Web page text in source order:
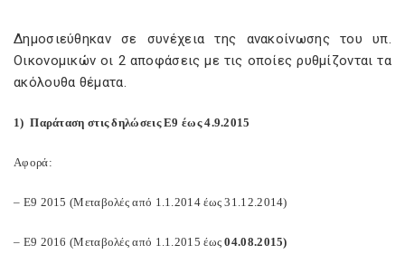
Δημοσιεύθηκαν σε συνέχεια της ανακοίνωσης του υπ.
Οικονομικών οι 2 αποφάσεις με τις οποίες ρυθμίζονται τα
ακόλουθα θέματα.
1) Παράταση στις δηλώσεις Ε9 έως 4.9.2015
Αφορά:
– Ε9 2015 (Μεταβολές από 1.1.2014 έως 31.12.2014)
– Ε9 2016 (Μεταβολές από 1.1.2015 έως04.08.2015)